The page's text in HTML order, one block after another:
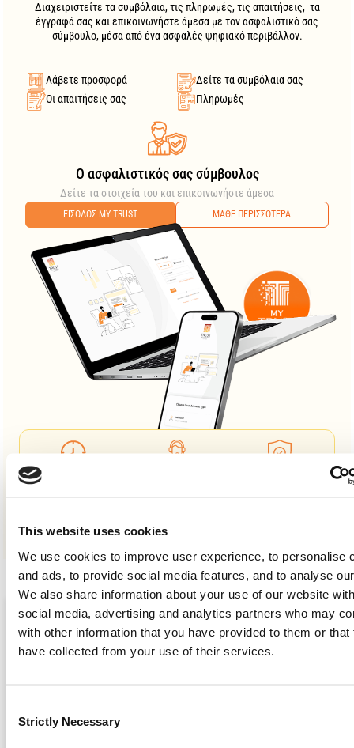
This website uses cookies
We use cookies to improve user experience, to personalise
and ads, to provide social media features, and to analyse
We also share information about your use of our website
social media, advertising and analytics partners who may
with other information that you have provided to them or that
have collected from your use of their services.
Selection
Strictly Necessary
Διαχειριστείτε τα συμβόλαια, τις πληρωμές, τις απαιτήσεις, τα
έγγραφά σας και επικοινωνήστε άμεσα με τον ασφαλιστικό σας
σύμβουλο, μέσα από ένα ασφαλές ψηφιακό περιβάλλον.
Λάβετε προσφορά
Δείτε τα συμβόλαια σας
Οι απαιτήσεις σας
Πληρωμές
O ασφαλιστικός σας σύμβουλος
Δείτε τα στοιχεία του και επικοινωνήστε άμεσα
ΕΙΣΟΔΟΣ MY TRUST ΜΑΘΕ ΠΕΡΙΣΣΟΤΕΡΑ
Σχετικά Άρθρα